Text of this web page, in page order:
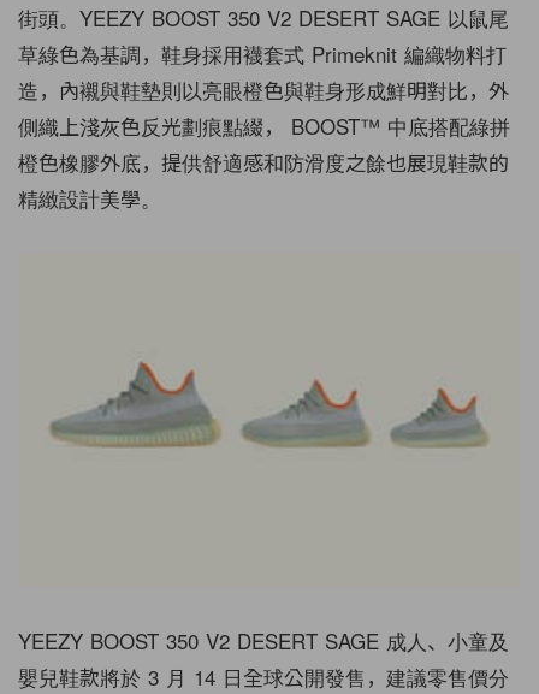
街頭。YEEZY BOOST 350 V2 DESERT SAGE 以鼠尾
草綠色為基調，鞋身採用襪套式 Primeknit 編織物料打
造，內襯與鞋墊則以亮眼橙色與鞋身形成鮮明對比，外
側織上淺灰色反光劃痕點綴， BOOST™ 中底搭配綠拼
橙色橡膠外底，提供舒適感和防滑度之餘也展現鞋款的
精緻設計美學。
YEEZY BOOST 350 V2 DESERT SAGE 成人、小童及
嬰兒鞋款將於 3 月 14 日全球公開發售，建議零售價分